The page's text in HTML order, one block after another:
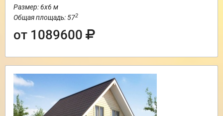
Размер: 6х6 м
Общая площадь: 572
от 1089600